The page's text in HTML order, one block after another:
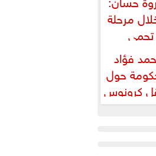
مرحلة
تحمي
فؤاد
حول
كرونوس